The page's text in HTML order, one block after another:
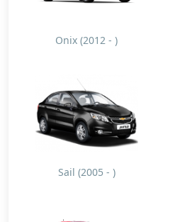
Onix (2012 - )
Sail (2005 - )